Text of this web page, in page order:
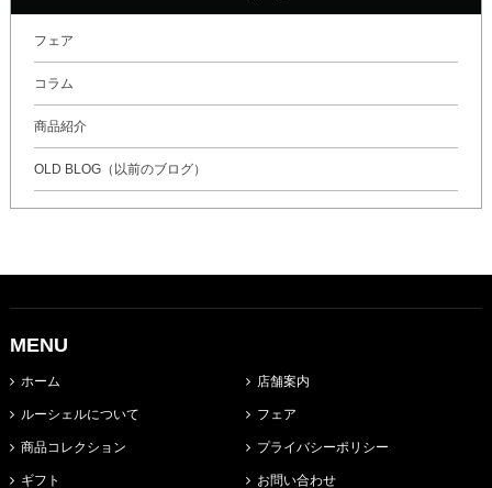
フェア
コラム
商品紹介
OLD BLOG（以前のブログ）
MENU
ホーム
ルーシェルについて
商品コレクション
ギフト
店舗案内
フェア
プライバシーポリシー
お問い合わせ